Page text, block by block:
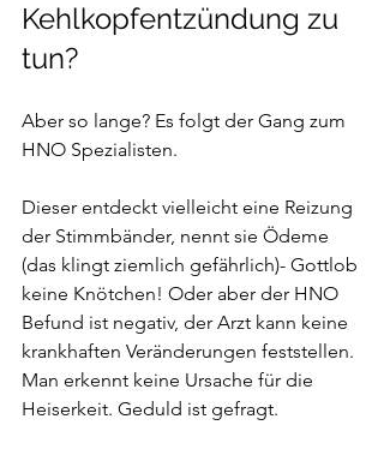
Kehlkopfentzündung zu
tun?
Aber so lange? Es folgt der Gang zum
HNO Spezialisten.
Dieser entdeckt vielleicht eine Reizung
der Stimmbänder, nennt sie Ödeme
(das klingt ziemlich gefährlich)- Gottlob
keine Knötchen! Oder aber der HNO
Befund ist negativ, der Arzt kann keine
krankhaften Veränderungen feststellen.
Man erkennt keine Ursache für die
Heiserkeit. Geduld ist gefragt.